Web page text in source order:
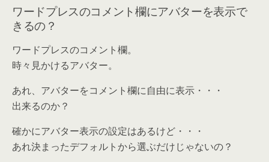
ワードプレスのコメント欄にアバターを表示で
きるの？
ワードプレスのコメント欄。
時々見かけるアバター。
あれ、アバターをコメント欄に自由に表示・・・
出来るのか？
確かにアバター表示の設定はあるけど・・・
あれ決まったデフォルトから選ぶだけじゃないの？